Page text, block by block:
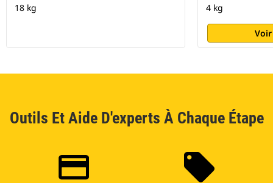
18 kg 4 kg
Outils Et Aide D'experts À Chaque Étape